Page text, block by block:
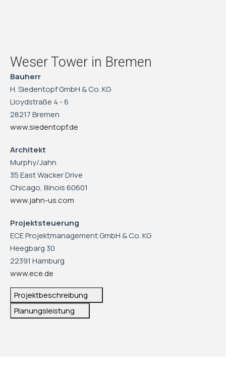
Weser Tower in Bremen
Bauherr
H. Siedentopf GmbH & Co. KG
Lloydstraße 4 - 6
28217 Bremen
www.siedentopf.de
Architekt
Murphy/Jahn
35 East Wacker Drive
Chicago, Illinois 60601
www.jahn-us.com
Projektsteuerung
ECE Projektmanagement GmbH & Co. KG
Heegbarg 30
22391 Hamburg
www.ece.de
Projektbeschreibung
Planungsleistung